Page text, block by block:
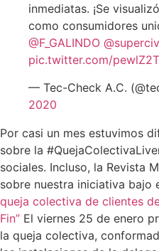
inmediatas. ¡Se
como consumidores
@F_GALINDO
pic.twitter.com/
— Tec-Check A.C.
2020
Por casi un mes estuvimos
sobre la
sociales. Incluso, la Revista
sobre nuestra iniciativa bajo
queja colectiva de clientes
Fin” El viernes 25 de enero
la queja colectiva,